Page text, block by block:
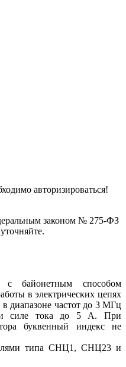
авторизироваться!
законом № 275-ФЗ
байонетным способом
в электрических цепях
диапазоне частот до 3 МГц
силе тока до 5 А. При
буквенный индекс не
типа СНЦ1, СНЦ23 и